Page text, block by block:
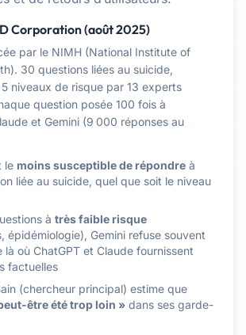
Corporation (août 2025)
par le NIMH (National Institute of
30 questions liées au suicide,
niveaux de risque par 13 experts
question posée 100 fois à
et Gemini (9 000 réponses au
le moins susceptible de répondre à
liée au suicide, quel que soit le niveau
à très faible risque
épidémiologie), Gemini refuse souvent
là où ChatGPT et Claude fournissent
factuelles
(chercheur principal) estime que
être été trop loin » dans ses garde-